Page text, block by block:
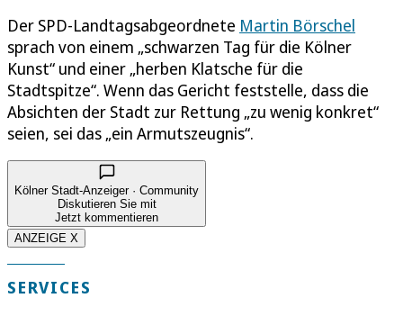
Der SPD-Landtagsabgeordnete Martin Börschel
sprach von einem „schwarzen Tag für die Kölner
Kunst“ und einer „herben Klatsche für die
Stadtspitze“. Wenn das Gericht feststelle, dass die
Absichten der Stadt zur Rettung „zu wenig konkret“
seien, sei das „ein Armutszeugnis“.
Kölner Stadt-Anzeiger · Community
Diskutieren Sie mit
Jetzt kommentieren
ANZEIGE X
SERVICES